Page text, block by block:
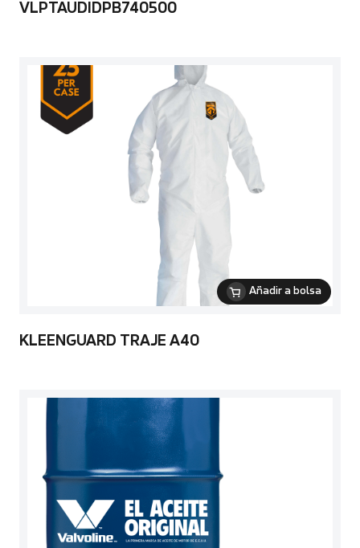
VLPTAUDIDPB740500
Añadir a bolsa
KLEENGUARD TRAJE A40